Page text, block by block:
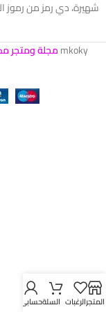
شهيرة، دي رمز من رموز
mkokyمجلة ومتجر
المتجرالرغبات السلةحسابي